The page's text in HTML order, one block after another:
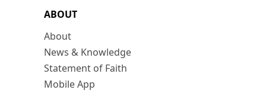
ABOUT
About
News & Knowledge
Statement of Faith
Mobile App